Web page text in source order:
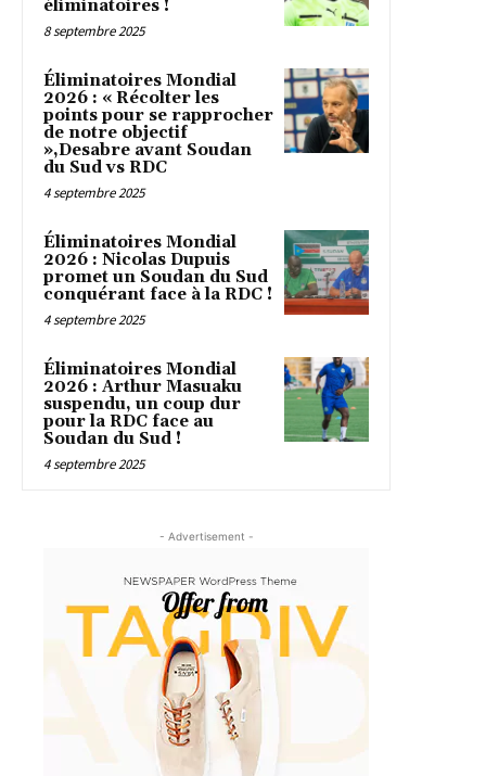
éliminatoires !
8 septembre 2025
Éliminatoires Mondial
2026 : « Récolter les
points pour se rapprocher
de notre objectif
»,Desabre avant Soudan
du Sud vs RDC
4 septembre 2025
Éliminatoires Mondial
2026 : Nicolas Dupuis
promet un Soudan du Sud
conquérant face à la RDC !
4 septembre 2025
Éliminatoires Mondial
2026 : Arthur Masuaku
suspendu, un coup dur
pour la RDC face au
Soudan du Sud !
4 septembre 2025
- Advertisement -